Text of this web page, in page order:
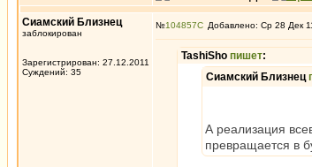
Сиамский Близнец
заблокирован
Зарегистрирован: 27.12.2011
Суждений: 35
№104857 Добавлено: Ср 28 Дек
TashiSho пишет:
Сиамский Близнец
А реализация
превращается в